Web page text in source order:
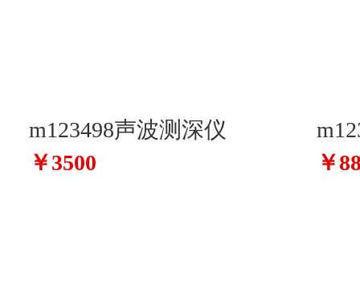
m123498声波测深仪
￥3500
￥